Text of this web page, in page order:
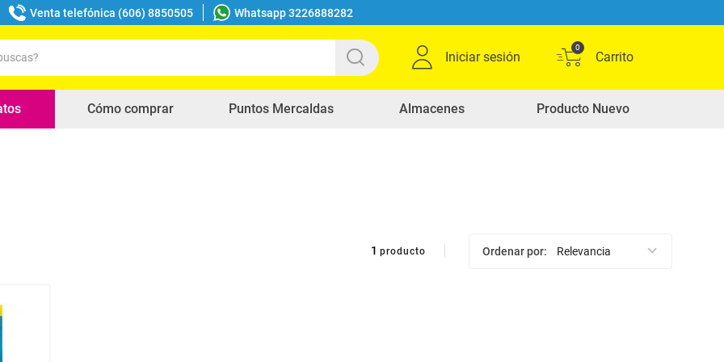
Venta telefónica (606) 8850505 Whatsapp 3226888282
Iniciar sesión
0
Cómo comprar Puntos Mercaldas Almacenes Producto Nuevo
1 producto Ordenar por Relevancia
buscados